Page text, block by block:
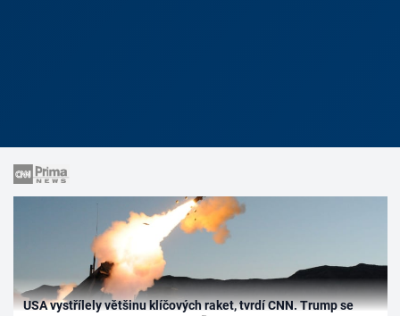
USA vystřílely většinu klíčových raket, tvrdí CNN. Trump se